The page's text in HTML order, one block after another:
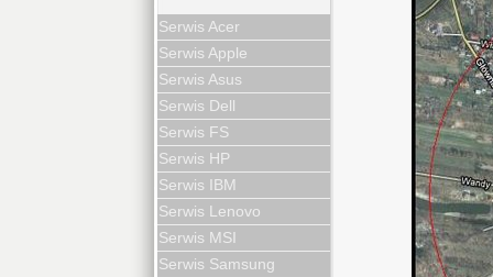
Serwis Acer
Serwis Apple
Serwis Asus
Serwis Dell
Serwis FS
Serwis HP
Serwis IBM
Serwis Lenovo
Serwis MSI
Serwis Samsung